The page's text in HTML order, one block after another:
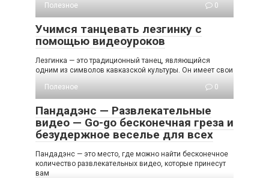
Полезное
0
Учимся танцевать лезгинку с
помощью видеоуроков
Лезгинка — это традиционный танец, являющийся
одним из символов кавказской культуры. Он имеет свои
Полезное
0
Пандадэнс — Развлекательные
видео — Go-go бесконечная греза и
безудержное веселье для всех
Пандадэнс — это место, где можно найти бесконечное
количество развлекательных видео, которые принесут
вам